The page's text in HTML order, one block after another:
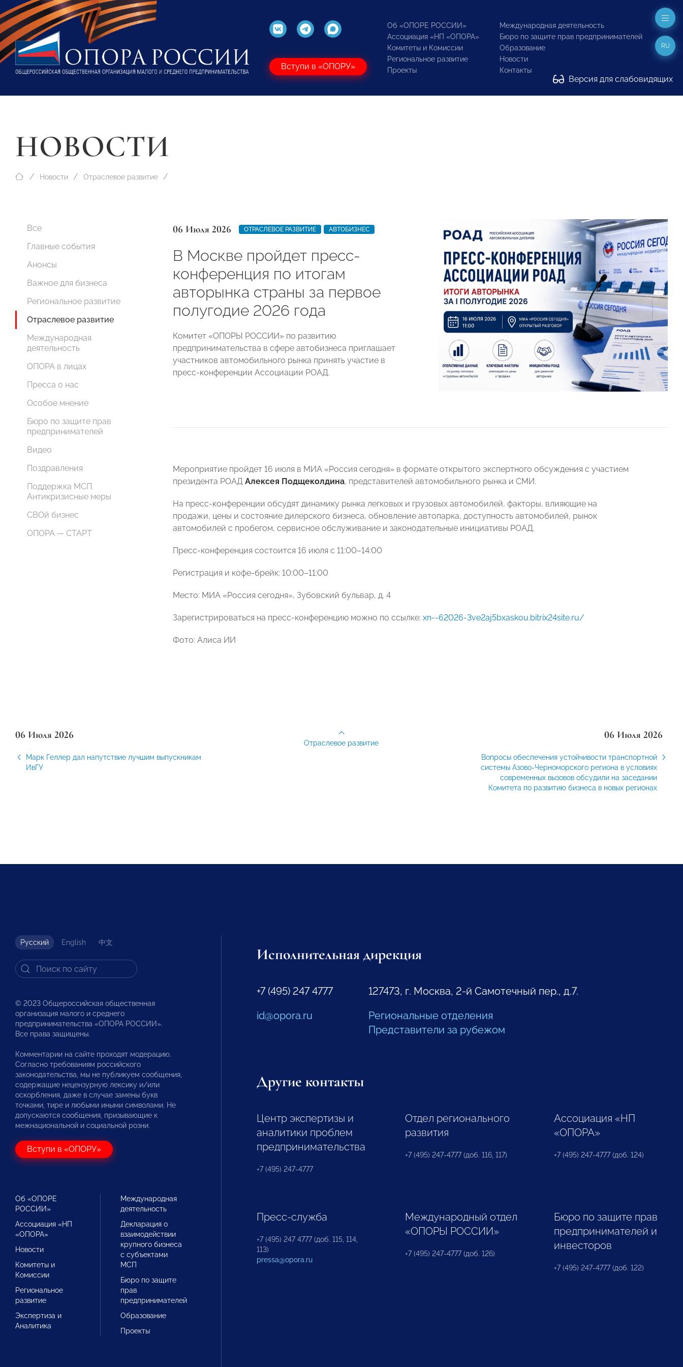
Вступи в «ОПОРУ»
Об «ОПОРЕ РОССИИ»
Ассоциация «НП «ОПОРА»
Комитеты и Комиссии
Региональное развитие
Проекты
Международная деятельность
Бюро по защите прав предпринимателей
Образование
Новости
Контакты
Версия для слабовидящих
RU
НОВОСТИ
Новости Отраслевое развитие
Все
Главные события
Анонсы
Важное для бизнеса
Региональное развитие
Отраслевое развитие
Международная
деятельность
ОПОРА в лицах
Пресса о нас
Особое мнение
Бюро по защите прав
предпринимателей
Видео
Поздравления
Поддержка МСП.
Антикризисные меры
СВОй бизнес
ОПОРА — СТАРТ
06 Июля 2026 ОТРАСЛЕВОЕ РАЗВИТИЕ АВТОБИЗНЕС
В Москве пройдет пресс-
конференция по итогам
авторынка страны за первое
полугодие 2026 года
Комитет «ОПОРЫ РОССИИ» по развитию
предпринимательства в сфере автобизнеса приглашает
участников автомобильного рынка принять участие в
пресс-конференции Ассоциации РОАД.
Мероприятие пройдет 16 июля в МИА «Россия сегодня» в формате открытого экспертного обсуждения с участием
президента РОАД Алексея Подщеколдина, представителей автомобильного рынка и СМИ.
На пресс-конференции обсудят динамику рынка легковых и грузовых автомобилей, факторы, влияющие на
продажи, цены и состояние дилерского бизнеса, обновление автопарка, доступность автомобилей, рынок
автомобилей с пробегом, сервисное обслуживание и законодательные инициативы РОАД.
Пресс-конференция состоится 16 июля с 11:00–14:00
Регистрация и кофе-брейк: 10:00–11:00
Место: МИА «Россия сегодня», Зубовский бульвар, д. 4
Зарегистрироваться на пресс-конференцию можно по ссылке: xn--62026-3ve2aj5bxaskou.bitrix24site.ru/
Фото: Алиса ИИ
06 Июля 2026
Марк Геллер дал напутствие лучшим выпускникам
ИвГУ
06 Июля 2026
Вопросы обеспечения устойчивости транспортной
системы Азово-Черноморского региона в условиях
современных вызовов обсудили на заседании
Комитета по развитию бизнеса в новых регионах
Отраслевое развитие
Русский English 中文
© 2023 Общероссийская общественная
организация малого и среднего
предпринимательства «ОПОРА РОССИИ».
Все права защищены.
Комментарии на сайте проходят модерацию.
Согласно требованиям российского
законодательства, мы не публикуем сообщения,
содержащие нецензурную лексику и/или
оскорбления, даже в случае замены букв
точками, тире и любыми иными символами. Не
допускаются сообщения, призывающие к
межнациональной и социальной розни.
Вступи в «ОПОРУ»
Об «ОПОРЕ
РОССИИ»
Ассоциация «НП
«ОПОРА»
Новости
Комитеты и
Комиссии
Региональное
развитие
Экспертиза и
Аналитика
Международная
деятельность
Декларация о
взаимодействии
крупного бизнеса
с субъектами
МСП
Бюро по защите
прав
предпринимателей
Образование
Проекты
Исполнительная дирекция
+7 (495) 247 4777
id@opora.ru
127473, г. Москва, 2-й Самотечный пер., д.7.
Региональные отделения
Представители за рубежом
Другие контакты
Центр экспертизы и
аналитики проблем
предпринимательства
+7 (495) 247-4777
Отдел регионального
развития
+7 (495) 247-4777 (доб. 116, 117)
Ассоциация «НП
«ОПОРА»
+7 (495) 247-4777 (доб. 124)
Пресс-служба
+7 (495) 247 4777 (доб. 115, 114,
113)
pressa@opora.ru
Международный отдел
«ОПОРЫ РОССИИ»
+7 (495) 247-4777 (доб. 126)
Бюро по защите прав
предпринимателей и
инвесторов
+7 (495) 247-4777 (доб. 122)